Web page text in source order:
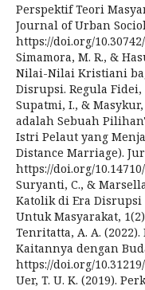
Perspektif Teori
Journal of Urban
https://doi.org/
Simamora, M. R., &
Nilai-Nilai Kristiani
Disrupsi. Regula Fidei,
Supatmi, I., &
adalah Sebuah
Istri Pelaut yang
Distance Marriage).
https://doi.org/
Suryanti, C., &
Katolik di Era Disrupsi
Untuk Masyarakat,
Tenritatta, A. A.
Kaitannya dengan
https://doi.org/
Uer, T. U. K. (2019).